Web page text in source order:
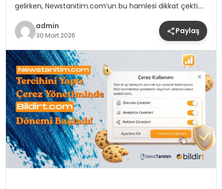
gelirken, Newstanitim.com’un bu hamlesi dikkat çekti….
admin
30 Mart 2026 Paylaş